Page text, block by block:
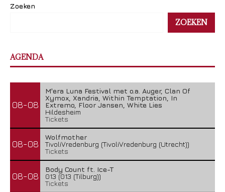
Zoeken
ZOEKEN
AGENDA
08-08
M'era Luna Festival met o.a. Auger, Clan Of
Xymox, Xandria, Within Temptation, In
Extremo, Floor Jansen, White Lies
Hildesheim
Tickets
08-08
Wolfmother
TivoliVredenburg (TivoliVredenburg (Utrecht))
Tickets
08-08
Body Count ft. Ice-T
013 (013 (Tilburg))
Tickets